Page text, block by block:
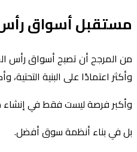
مستقبل أسواق رأس
من المرجح أن تصبح أسواق رأس
وأكثر اعتمادًا على البنية التحتية،
وأكبر فرصة ليست فقط في إنشاء
بل في بناء أنظمة سوق أفضل.